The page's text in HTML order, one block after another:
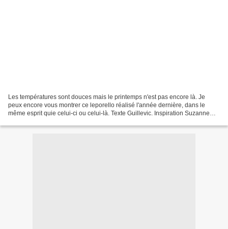
Les températures sont douces mais le printemps n'est pas encore là. Je
peux encore vous montrer ce leporello réalisé l'année dernière, dans le
même esprit quie celui-ci ou celui-là. Texte Guillevic. Inspiration Suzanne